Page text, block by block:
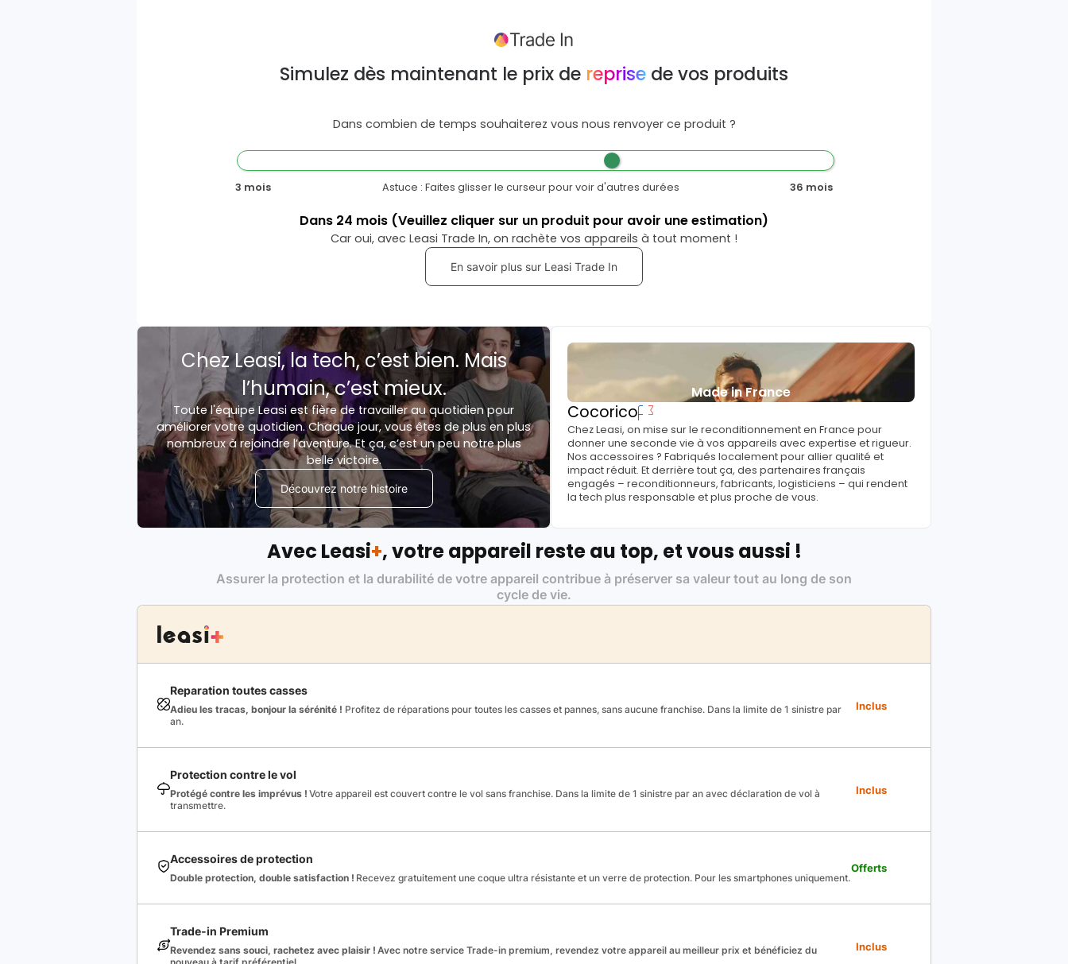
Simulez dès maintenant le prix de reprise de vos produits
Dans combien de temps souhaiterez vous nous renvoyer ce produit ?
3 mois Astuce : Faites glisser le curseur pour voir d'autres durées 36 mois
Dans 24 mois (Veuillez cliquer sur un produit pour avoir une estimation)
Car oui, avec Leasi Trade In, on rachète vos appareils à tout moment !
En savoir plus sur Leasi Trade In
Chez Leasi, la tech, c’est bien. Mais
l’humain, c’est mieux.
Toute l'équipe Leasi est fière de travailler au quotidien pour
améliorer votre quotidien. Chaque jour, vous êtes de plus en plus
nombreux à rejoindre l’aventure. Et ça, c’est un peu notre plus
belle victoire.
Découvrez notre histoire
Made in France
Cocorico
Chez Leasi, on mise sur le reconditionnement en France pour
donner une seconde vie à vos appareils avec expertise et rigueur.
Nos accessoires ? Fabriqués localement pour allier qualité et
impact réduit. Et derrière tout ça, des partenaires français
engagés – reconditionneurs, fabricants, logisticiens – qui rendent
la tech plus responsable et plus proche de vous.
Avec Leasi+, votre appareil reste au top, et vous aussi !
Assurer la protection et la durabilité de votre appareil contribue à préserver sa valeur tout au long de son
cycle de vie.
Reparation toutes casses
Adieu les tracas, bonjour la sérénité ! Profitez de réparations pour toutes les casses et pannes, sans aucune franchise. Dans la limite de 1 sinistre par
an.
Inclus
Protection contre le vol
Protégé contre les imprévus ! Votre appareil est couvert contre le vol sans franchise. Dans la limite de 1 sinistre par an avec déclaration de vol à
transmettre.
Inclus
Accessoires de protection
Double protection, double satisfaction ! Recevez gratuitement une coque ultra résistante et un verre de protection. Pour les smartphones uniquement.
Offerts
Trade-in Premium
Revendez sans souci, rachetez avec plaisir ! Avec notre service Trade-in premium, revendez votre appareil au meilleur prix et bénéficiez du
Inclus